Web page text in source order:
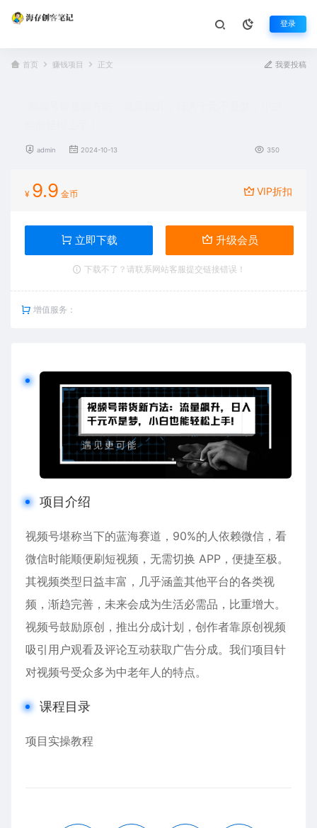
登录
首页 赚钱项目 正文 我要投稿
admin 2024-10-13 350
¥ 9.9 金币 VIP折扣
立即下载 升级会员
下载不了？请联系网站客服提交链接错误！
增值服务：
项目介绍
视频号堪称当下的蓝海赛道，90%的人依赖微信，看
微信时能顺便刷短视频，无需切换 APP，便捷至极。
其视频类型日益丰富，几乎涵盖其他平台的各类视
频，渐趋完善，未来会成为生活必需品，比重增大。
视频号鼓励原创，推出分成计划，创作者靠原创视频
吸引用户观看及评论互动获取广告分成。我们项目针
对视频号受众多为中老年人的特点。
课程目录
项目实操教程